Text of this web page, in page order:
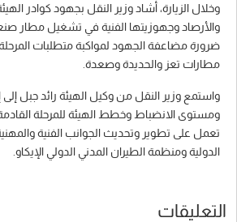
وخلال الزيارة، أشاد وزير النقل بجهود كوادر
والأرصاد وجهوزيتها الفنية في تشغيل مطار
ضرورة مضاعفة الجهود لمواكبة متطلبات
مطارات تعز والحديدة وصعدة.
واستمع وزير النقل من وكيل الهيئة رائد جبل
ومستوى الانضباط وخطط الهيئة للمرحلة
تعمل على تطوير وتحديث الجوانب الفنية
الدولية ومنظمة الطيران المدني الدولي الإيكاو.
التعليقات